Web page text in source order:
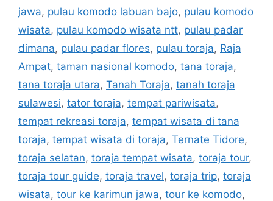
jawa, pulau komodo labuan bajo, pulau komodo
wisata, pulau komodo wisata ntt, pulau padar
dimana, pulau padar flores, pulau toraja, Raja
Ampat, taman nasional komodo, tana toraja,
tana toraja utara, Tanah Toraja, tanah toraja
sulawesi, tator toraja, tempat pariwisata,
tempat rekreasi toraja, tempat wisata di tana
toraja, tempat wisata di toraja, Ternate Tidore,
toraja selatan, toraja tempat wisata, toraja tour,
toraja tour guide, toraja travel, toraja trip, toraja
wisata, tour ke karimun jawa, tour ke komodo,